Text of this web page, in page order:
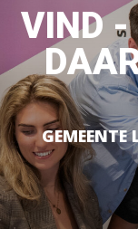
VIND -
GEMEENTE